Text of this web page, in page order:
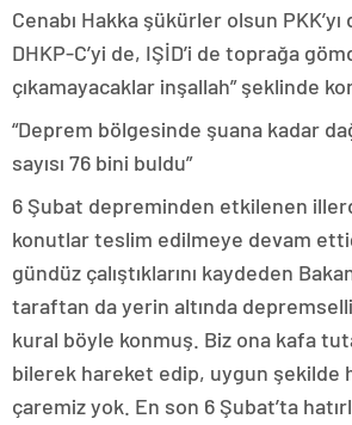
Cenabı Hakka şükürler olsun PKK’yı
DHKP-C’yi de, IŞİD’i de toprağa
çıkamayacaklar inşallah” şeklinde
“Deprem bölgesinde şuana kadar
sayısı 76 bini buldu”
6 Şubat depreminden etkilenen
konutlar teslim edilmeye devam
gündüz çalıştıklarını kaydeden
taraftan da yerin altında
kural böyle konmuş. Biz ona kafa
bilerek hareket edip, uygun şekilde
çaremiz yok. En son 6 Şubat’ta